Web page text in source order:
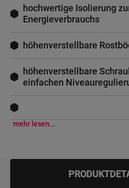
hochwertige Isolierung
Energieverbrauchs
höhenverstellbare
höhenverstellbare
einfachen
mehr lesen...